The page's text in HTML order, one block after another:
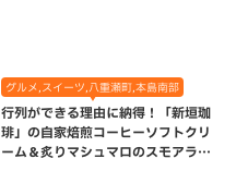
グルメ,スイーツ,八重瀬町,本島南部
行列ができる理由に納得！「新垣珈
琲」の自家焙煎コーヒーソフトクリ
ーム＆炙りマシュマロのスモアラテ